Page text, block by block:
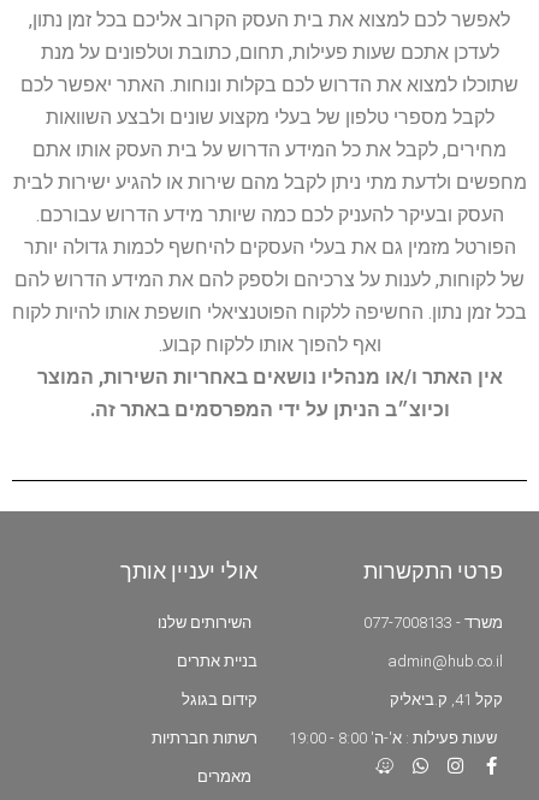
לאפשר לכם למצוא את בית העסק הקרוב אליכם בכל זמן נתון,
לעדכן אתכם שעות פעילות, תחום, כתובת וטלפונים על מנת
שתוכלו למצוא את הדרוש לכם בקלות ונוחות. האתר יאפשר לכם
לקבל מספרי טלפון של בעלי מקצוע שונים ולבצע השוואות
מחירים, לקבל את כל המידע הדרוש על בית העסק אותו אתם
מחפשים ולדעת מתי ניתן לקבל מהם שירות או להגיע ישירות לבית
העסק ובעיקר להעניק לכם כמה שיותר מידע הדרוש עבורכם.
הפורטל מזמין גם את בעלי העסקים להיחשף לכמות גדולה יותר
של לקוחות, לענות על צרכיהם ולספק להם את המידע הדרוש להם
בכל זמן נתון. החשיפה ללקוח הפוטנציאלי חושפת אותו להיות לקוח
ואף להפוך אותו ללקוח קבוע.
אין האתר ו/או מנהליו נושאים באחריות השירות, המוצר
וכיוצ״ב הניתן על ידי המפרסמים באתר זה.
פרטי התקשרות
משרד - 077-7008133
admin@hub.co.il
קקל 41, ק.ביאליק
שעות פעילות : א'-ה' 8:00 - 19:00
אולי יעניין אותך
השירותים שלנו
בניית אתרים
קידום בגוגל
רשתות חברתיות
מאמרים